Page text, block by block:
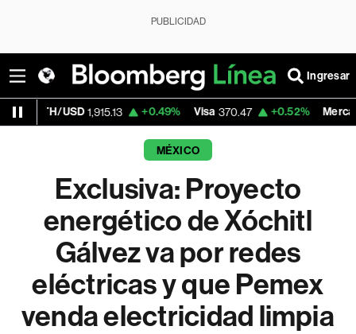
PUBLICIDAD
Ingresar
1,915.13 +0.49% Visa 370.47 +0.52% MercadoLibre
MÉXICO
Exclusiva: Proyecto
energético de Xóchitl
Gálvez va por redes
eléctricas y que Pemex
venda electricidad limpia